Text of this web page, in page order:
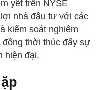
yết trên NYSE
nhà đầu tư với các
kiểm soát nghiêm
đồng thời thúc đẩy sự
hiện đại.